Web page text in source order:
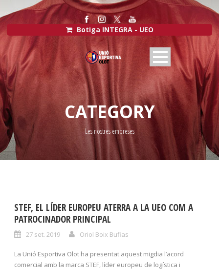
Botiga INTEGRA - UEO
CATEGORY
Les nostres empreses
STEF, EL LÍDER EUROPEU ATERRA A LA UEO COM A
PATROCINADOR PRINCIPAL
27 set. 2019 Oriol Boix Bufias
La Unió Esportiva Olot ha presentat aquest migdia l’acord
comercial amb la marca STEF, líder europeu de logística i